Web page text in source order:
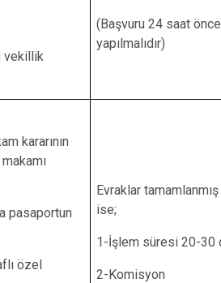
vekillik
(Başvuru 24 saat önce
yapılmalıdır)
kararının
pasaportun
özel
Evraklar tamamlanmış
ise;
1-İşlem süresi 20-30
2-Komisyon